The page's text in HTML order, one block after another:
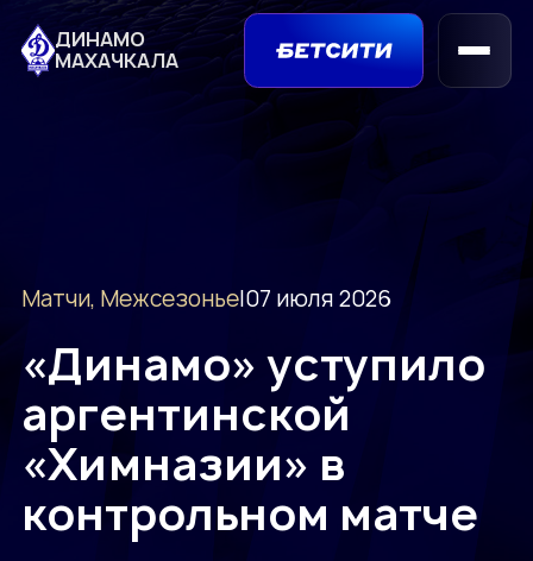
ДИНАМО
МАХАЧКАЛА
Матчи, Межсезонье|07 июля 2026
«Динамо» уступило
аргентинской
«Химназии» в
контрольном матче